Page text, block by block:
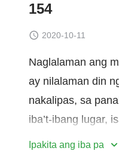
154
2020-10-11
Naglalaman ang
ay nilalaman din
nakalipas, sa
iba’t-ibang lugar,
pagsasagawa ay
Ipakita ang iba pa